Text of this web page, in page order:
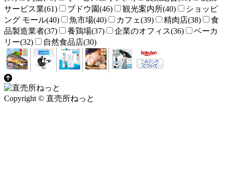
サービス業(61)
ブドウ園(46) 観光案内所(40)
ショッピ
ング モール(40)
魚市場(40) カフェ(39) 精肉店(38)
食
品製造業者(37)
養鶏場(37) 企業のオフィス(36)
ベーカ
リー(32)
自然食品店(30)
Copyright © 直売所ねっと